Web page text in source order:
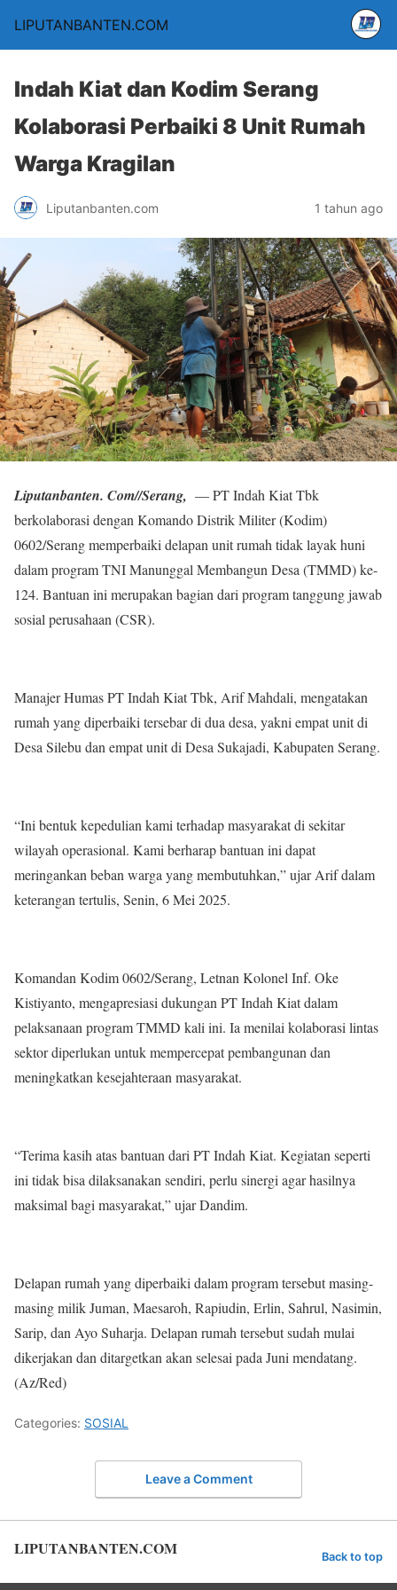
LIPUTANBANTEN.COM
Indah Kiat dan Kodim Serang
Kolaborasi Perbaiki 8 Unit Rumah
Warga Kragilan
Liputanbanten.com 1 tahun ago
Liputanbanten. Com//Serang, — PT Indah Kiat Tbk
berkolaborasi dengan Komando Distrik Militer (Kodim)
0602/Serang memperbaiki delapan unit rumah tidak layak huni
dalam program TNI Manunggal Membangun Desa (TMMD) ke-
124. Bantuan ini merupakan bagian dari program tanggung jawab
sosial perusahaan (CSR).
Manajer Humas PT Indah Kiat Tbk, Arif Mahdali, mengatakan
rumah yang diperbaiki tersebar di dua desa, yakni empat unit di
Desa Silebu dan empat unit di Desa Sukajadi, Kabupaten Serang.
“Ini bentuk kepedulian kami terhadap masyarakat di sekitar
wilayah operasional. Kami berharap bantuan ini dapat
meringankan beban warga yang membutuhkan,” ujar Arif dalam
keterangan tertulis, Senin, 6 Mei 2025.
Komandan Kodim 0602/Serang, Letnan Kolonel Inf. Oke
Kistiyanto, mengapresiasi dukungan PT Indah Kiat dalam
pelaksanaan program TMMD kali ini. Ia menilai kolaborasi lintas
sektor diperlukan untuk mempercepat pembangunan dan
meningkatkan kesejahteraan masyarakat.
“Terima kasih atas bantuan dari PT Indah Kiat. Kegiatan seperti
ini tidak bisa dilaksanakan sendiri, perlu sinergi agar hasilnya
maksimal bagi masyarakat,” ujar Dandim.
Delapan rumah yang diperbaiki dalam program tersebut masing-
masing milik Juman, Maesaroh, Rapiudin, Erlin, Sahrul, Nasimin,
Sarip, dan Ayo Suharja. Delapan rumah tersebut sudah mulai
dikerjakan dan ditargetkan akan selesai pada Juni mendatang.
(Az/Red)
Categories: SOSIAL
Leave a Comment
LIPUTANBANTEN.COM Back to top